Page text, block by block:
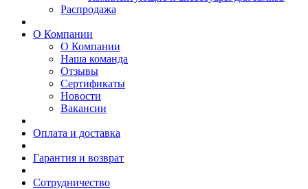
Распродажа
О Компании
О Компании
Наша команда
Отзывы
Сертификаты
Новости
Вакансии
Оплата и доставка
Гарантия и возврат
Сотрудничество